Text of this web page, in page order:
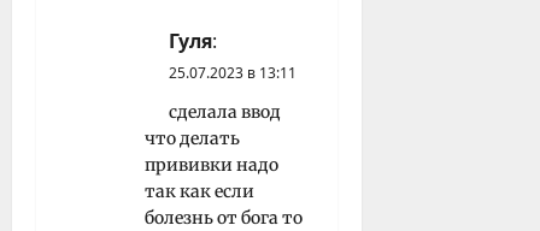
Гуля:
25.07.2023 в 13:11
сделала ввод
что делать
прививки надо
так как если
болезнь от бога то